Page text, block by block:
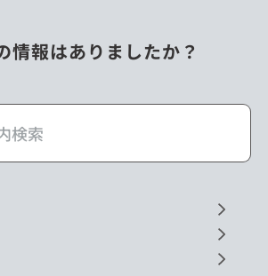
情報はありましたか？